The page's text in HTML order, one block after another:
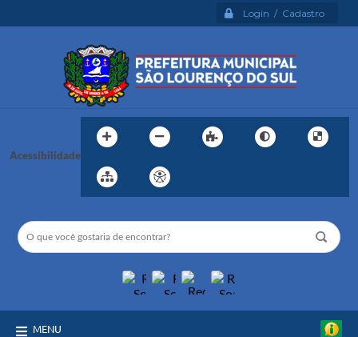
Login / Cadastro
Acessibilidade
MENU